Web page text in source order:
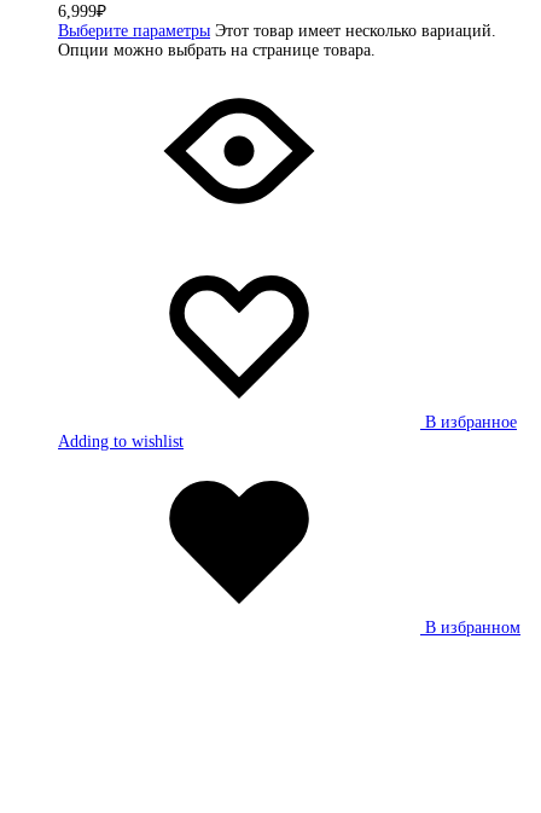
6,999₽
Выберите параметры Этот товар имеет несколько вариаций.
Опции можно выбрать на странице товара.
В избранное
Adding to wishlist
В избранном